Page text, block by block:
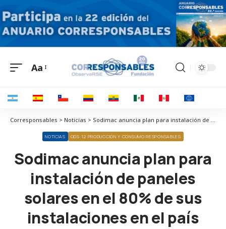
Aa
Corresponsables > Noticias > Sodimac anuncia plan para instalación de paneles solares en el 80% de sus instalaciones en el país
NOTICIAS ODS 12 PRODUCCIÓN Y CONSUMO RESPONSABLES
Sodimac anuncia plan para
instalación de paneles
solares en el 80% de sus
instalaciones en el país